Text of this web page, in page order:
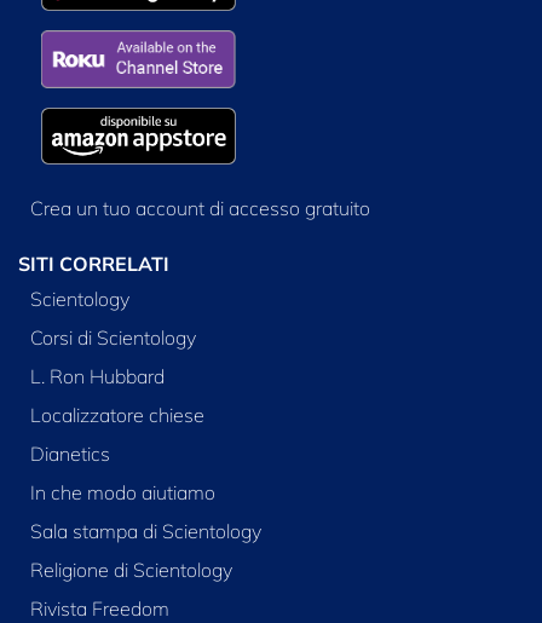
Crea un tuo account di accesso gratuito
SITI CORRELATI
Scientology
Corsi di Scientology
L. Ron Hubbard
Localizzatore chiese
Dianetics
In che modo aiutiamo
Sala stampa di Scientology
Religione di Scientology
Rivista Freedom